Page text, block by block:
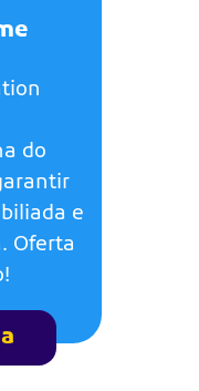
do
e
Oferta